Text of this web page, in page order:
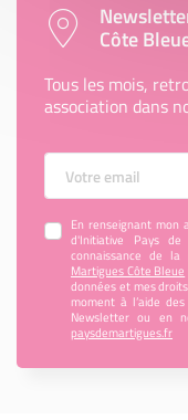
Côte
Tous les mois,
association dans
Votre Email
En renseignant mon
d'Initiative Pays
connaissance de la
Martigues Côte Bleue
données et mes
moment à l’aide
Newsletter ou en
paysdemartigues.fr